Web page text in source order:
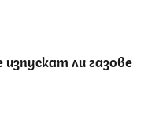
ли газове